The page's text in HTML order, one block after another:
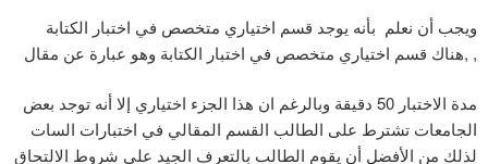
ويجب أن نعلم بأنه يوجد قسم اختياري متخصص في اختبار الكتابة
,هناك قسم اختياري متخصص في اختبار الكتابة وهو عبارة عن مقال ,
مدة الاختبار 50 دقيقة وبالرغم ان هذا الجزء اختياري إلا أنه توجد بعض
الجامعات تشترط على الطالب القسم المقالي في اختبارات السات
لذلك من الأفضل أن يقوم الطالب بالتعرف الجيد على شروط الالتحاق